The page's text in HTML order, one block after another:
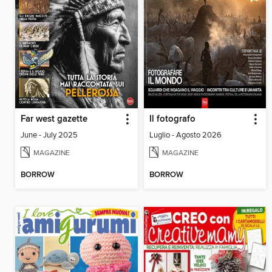
Far west gazette
June - July 2025
MAGAZINE
BORROW
Il fotografo
Luglio - Agosto 2026
MAGAZINE
BORROW